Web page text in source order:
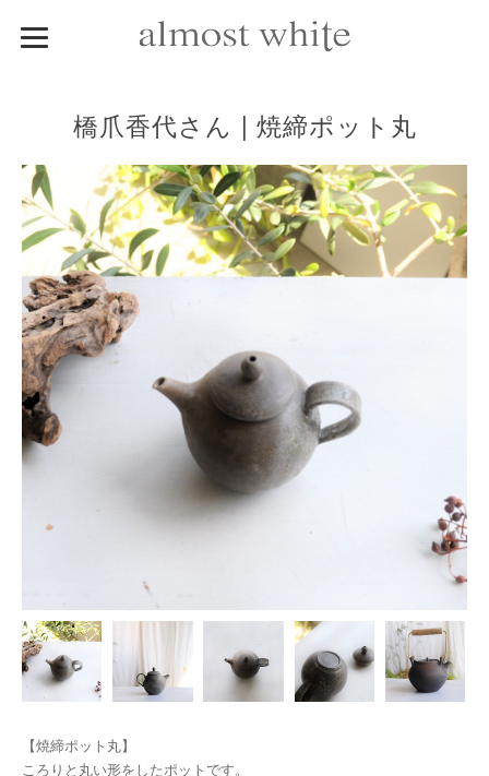
橋爪香代さん | 焼締ポット丸
【焼締ポット丸】
ころりと丸い形をしたポットです。